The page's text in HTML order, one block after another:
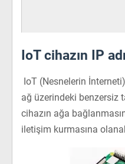
IoT cihazın IP
IoT (Nesnelerin
ağ üzerindeki benzersiz
cihazın ağa
iletişim kurmasına